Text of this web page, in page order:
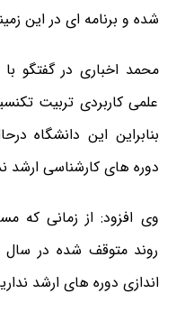
شده و برنامه ای در این
محمد اخباری در گفتگو
علمی کاربردی تربیت
بنابراین این دانشگاه
دوره های کارشناسی ارشد
وی افزود: از زمانی که
روند متوقف شده در سال
اندازی دوره های ارشد